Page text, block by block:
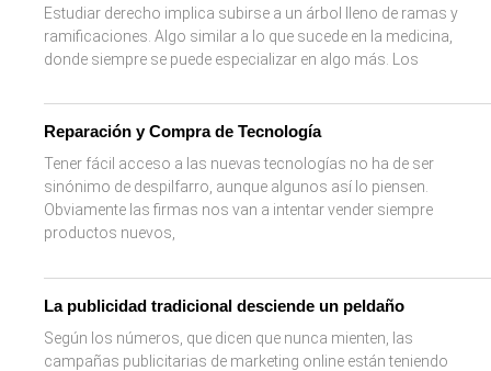
Estudiar derecho implica subirse a un árbol lleno de ramas y
ramificaciones. Algo similar a lo que sucede en la medicina,
donde siempre se puede especializar en algo más. Los
Reparación y Compra de Tecnología
Tener fácil acceso a las nuevas tecnologías no ha de ser
sinónimo de despilfarro, aunque algunos así lo piensen.
Obviamente las firmas nos van a intentar vender siempre
productos nuevos,
La publicidad tradicional desciende un peldaño
Según los números, que dicen que nunca mienten, las
campañas publicitarias de marketing online están teniendo